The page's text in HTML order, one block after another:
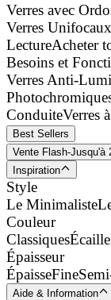
Verres avec
Verres Unifocaux
LectureAcheter
Besoins et
Verres Anti-
ConduiteVerres
Best Sellers
Vente Flash-Jusqu'à
Inspiration
Style
Le Minimaliste
Couleur
ClassiquesÉcaille
Épaisseur
ÉpaisseFine
Aide & Information